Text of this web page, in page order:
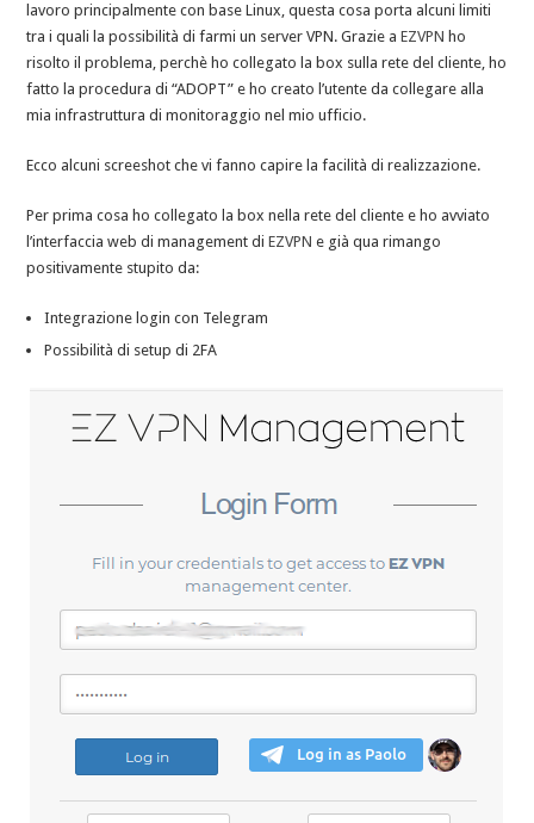
lavoro principalmente con base Linux, questa cosa porta alcuni limiti
tra i quali la possibilità di farmi un server VPN. Grazie aEZVPN ho
risolto il problema, perchè ho collegato la box sulla rete del cliente, ho
fatto la procedura di “ADOPT” e ho creato l’utente da collegare alla
mia infrastruttura di monitoraggio nel mio ufficio.
Ecco alcuni screeshot che vi fanno capire la facilità di realizzazione.
Per prima cosa ho collegato la box nella rete del cliente e ho avviato
l’interfaccia web di management diEZVPN e già qua rimango
positivamente stupito da:
Integrazione login con Telegram
Possibilità di setup di 2FA